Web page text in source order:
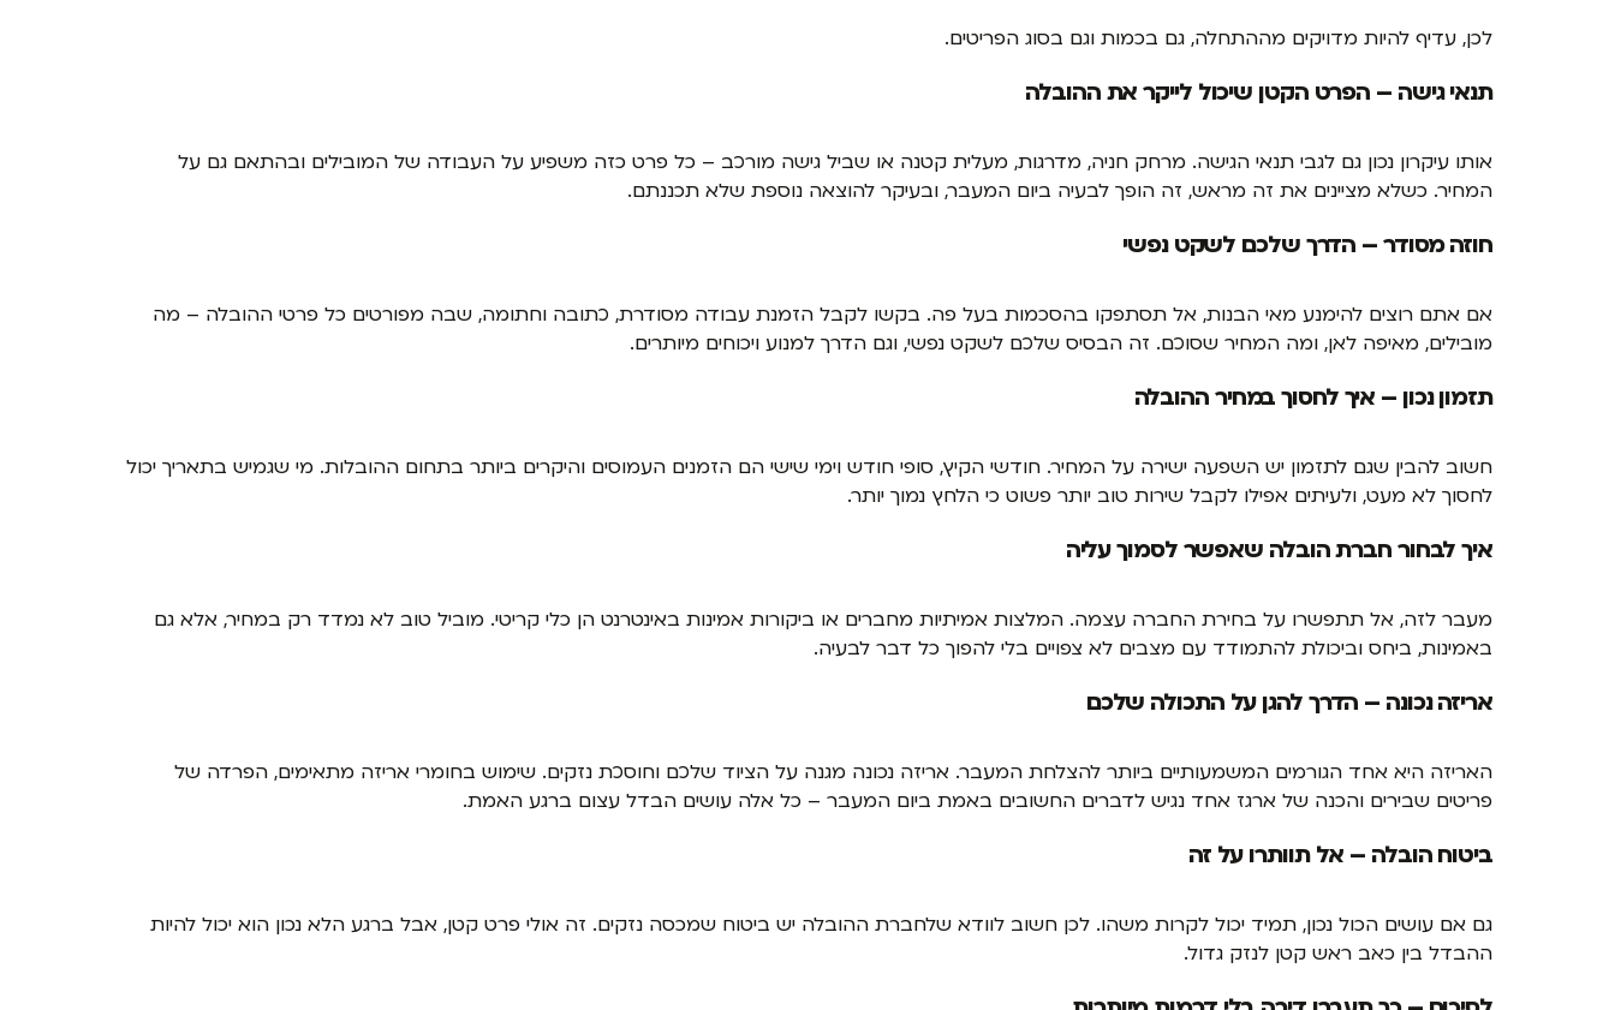
לכן, עדיף להיות מדויקים מההתחלה, גם בכמות וגם בסוג הפריטים.
תנאי גישה – הפרט הקטן שיכול לייקר את ההובלה
אותו עיקרון נכון גם לגבי תנאי הגישה. מרחק חניה, מדרגות, מעלית קטנה או שביל גישה מורכב – כל פרט כזה משפיע על העבודה של המובילים ובהתאם גם על
המחיר. כשלא מציינים את זה מראש, זה הופך לבעיה ביום המעבר, ובעיקר להוצאה נוספת שלא תכננתם.
חוזה מסודר – הדרך שלכם לשקט נפשי
אם אתם רוצים להימנע מאי הבנות, אל תסתפקו בהסכמות בעל פה. בקשו לקבל הזמנת עבודה מסודרת, כתובה וחתומה, שבה מפורטים כל פרטי ההובלה – מה
מובילים, מאיפה לאן, ומה המחיר שסוכם. זה הבסיס שלכם לשקט נפשי, וגם הדרך למנוע ויכוחים מיותרים.
תזמון נכון – איך לחסוך במחיר ההובלה
חשוב להבין שגם לתזמון יש השפעה ישירה על המחיר. חודשי הקיץ, סופי חודש וימי שישי הם הזמנים העמוסים והיקרים ביותר בתחום ההובלות. מי שגמיש בתאריך יכול
לחסוך לא מעט, ולעיתים אפילו לקבל שירות טוב יותר פשוט כי הלחץ נמוך יותר.
איך לבחור חברת הובלה שאפשר לסמוך עליה
מעבר לזה, אל תתפשרו על בחירת החברה עצמה. המלצות אמיתיות מחברים או ביקורות אמינות באינטרנט הן כלי קריטי. מוביל טוב לא נמדד רק במחיר, אלא גם
באמינות, ביחס וביכולת להתמודד עם מצבים לא צפויים בלי להפוך כל דבר לבעיה.
אריזה נכונה – הדרך להגן על התכולה שלכם
האריזה היא אחד הגורמים המשמעותיים ביותר להצלחת המעבר. אריזה נכונה מגנה על הציוד שלכם וחוסכת נזקים. שימוש בחומרי אריזה מתאימים, הפרדה של
פריטים שבירים והכנה של ארגז אחד נגיש לדברים החשובים באמת ביום המעבר – כל אלה עושים הבדל עצום ברגע האמת.
ביטוח הובלה – אל תוותרו על זה
גם אם עושים הכול נכון, תמיד יכול לקרות משהו. לכן חשוב לוודא שלחברת ההובלה יש ביטוח שמכסה נזקים. זה אולי פרט קטן, אבל ברגע הלא נכון הוא יכול להיות
ההבדל בין כאב ראש קטן לנזק גדול.